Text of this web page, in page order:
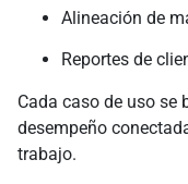
Alineación de
Reportes de
Cada caso de uso se
desempeño
trabajo.